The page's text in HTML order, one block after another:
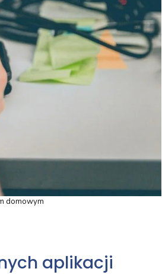
domowym
aplikacji